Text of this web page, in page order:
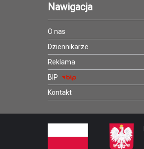
Nawigacja
O nas
Dziennikarze
Reklama
BIP
Kontakt